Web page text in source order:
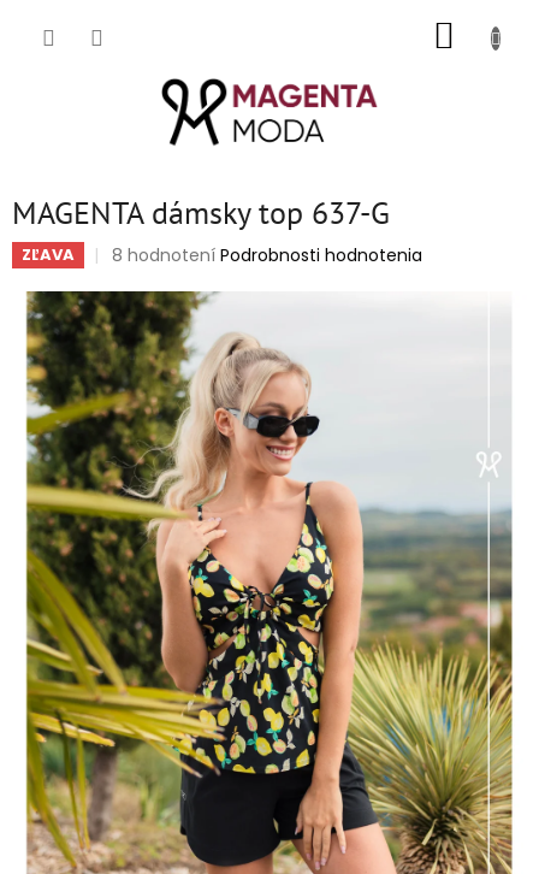
MAGENTA dámsky top 637-G
ZĽAVA
Priemerné
produktu
je
5,0
z
5
hviezdičiek.
8 hodnotení Podrobnosti hodnotenia